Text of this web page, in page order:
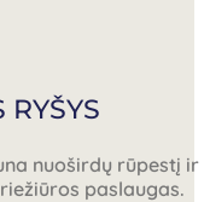
RYŠYS
nuoširdų rūpestį ir
paslaugas.